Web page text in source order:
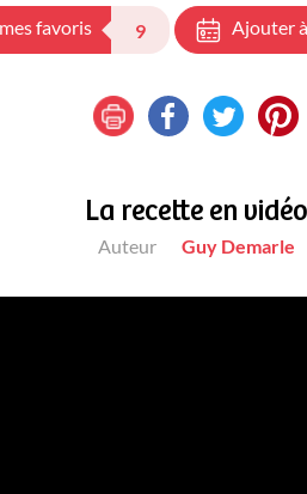
favoris 9 Ajouter
La recette en vidéo
Auteur Guy Demarle